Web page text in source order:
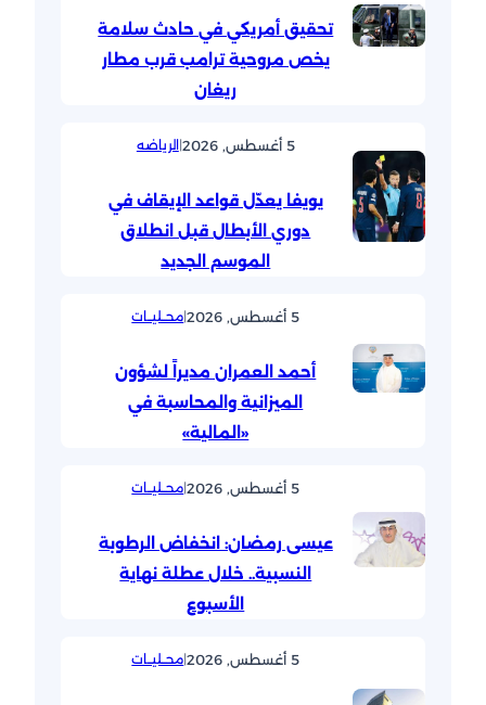
تحقيق أمريكي في حادث سلامة
يخص مروحية ترامب قرب مطار
ريغان
5 أغسطس, 2026 |الرياضه
يويفا يعدّل قواعد الإيقاف في
دوري الأبطال قبل انطلاق
الموسم الجديد
5 أغسطس, 2026 |محــليــات
أحمد العمران مديراً لشؤون
الميزانية والمحاسبة في
«المالية»
5 أغسطس, 2026 |محــليــات
عيسى رمضان: انخفاض الرطوبة
النسبية.. خلال عطلة نهاية
الأسبوع
5 أغسطس, 2026 |محــليــات